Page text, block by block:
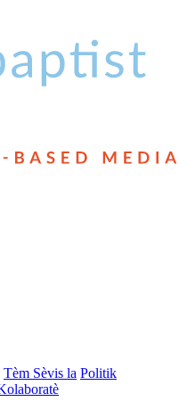
Tèm Sèvis la Politik